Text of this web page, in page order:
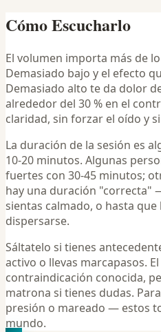
Cómo Escucharlo
El volumen importa más de
Demasiado bajo y el efecto
Demasiado alto te da dolor
alrededor del 30 % en el
claridad, sin forzar el oído y
La duración de la sesión es
10-20 minutos. Algunas
fuertes con 30-45 minutos;
hay una duración "correcta"
sientas calmado, o hasta
dispersarse.
Sáltatelo si tienes
activo o llevas marcapasos.
contraindicación conocida,
matrona si tienes dudas.
presión o mareado — estos
mundo.